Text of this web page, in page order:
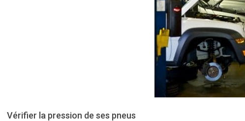
Vérifier la pression de ses pneus